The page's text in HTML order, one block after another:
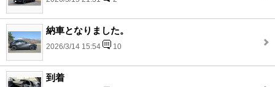
納車となりました。
2026/3/14 15:54 10
到着